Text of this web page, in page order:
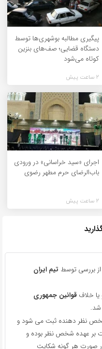
پیگیری مطالبه بوشهری‌ها توسط
دستگاه قضایی؛ صف‌های بنزین
کوتاه می‌شود
2 ساعت پیش
اجرای «سید خراسانی» در ورودی
باب‌الرضای حرم مطهر رضوی
2 ساعت پیش
بررسی توسط تیم ایران
یا خلاف قوانین جمهوری
شد.
نظر دهنده ثبت می شود و
بر عهده شخص نظر بوده و
صورت هر گونه شکایت